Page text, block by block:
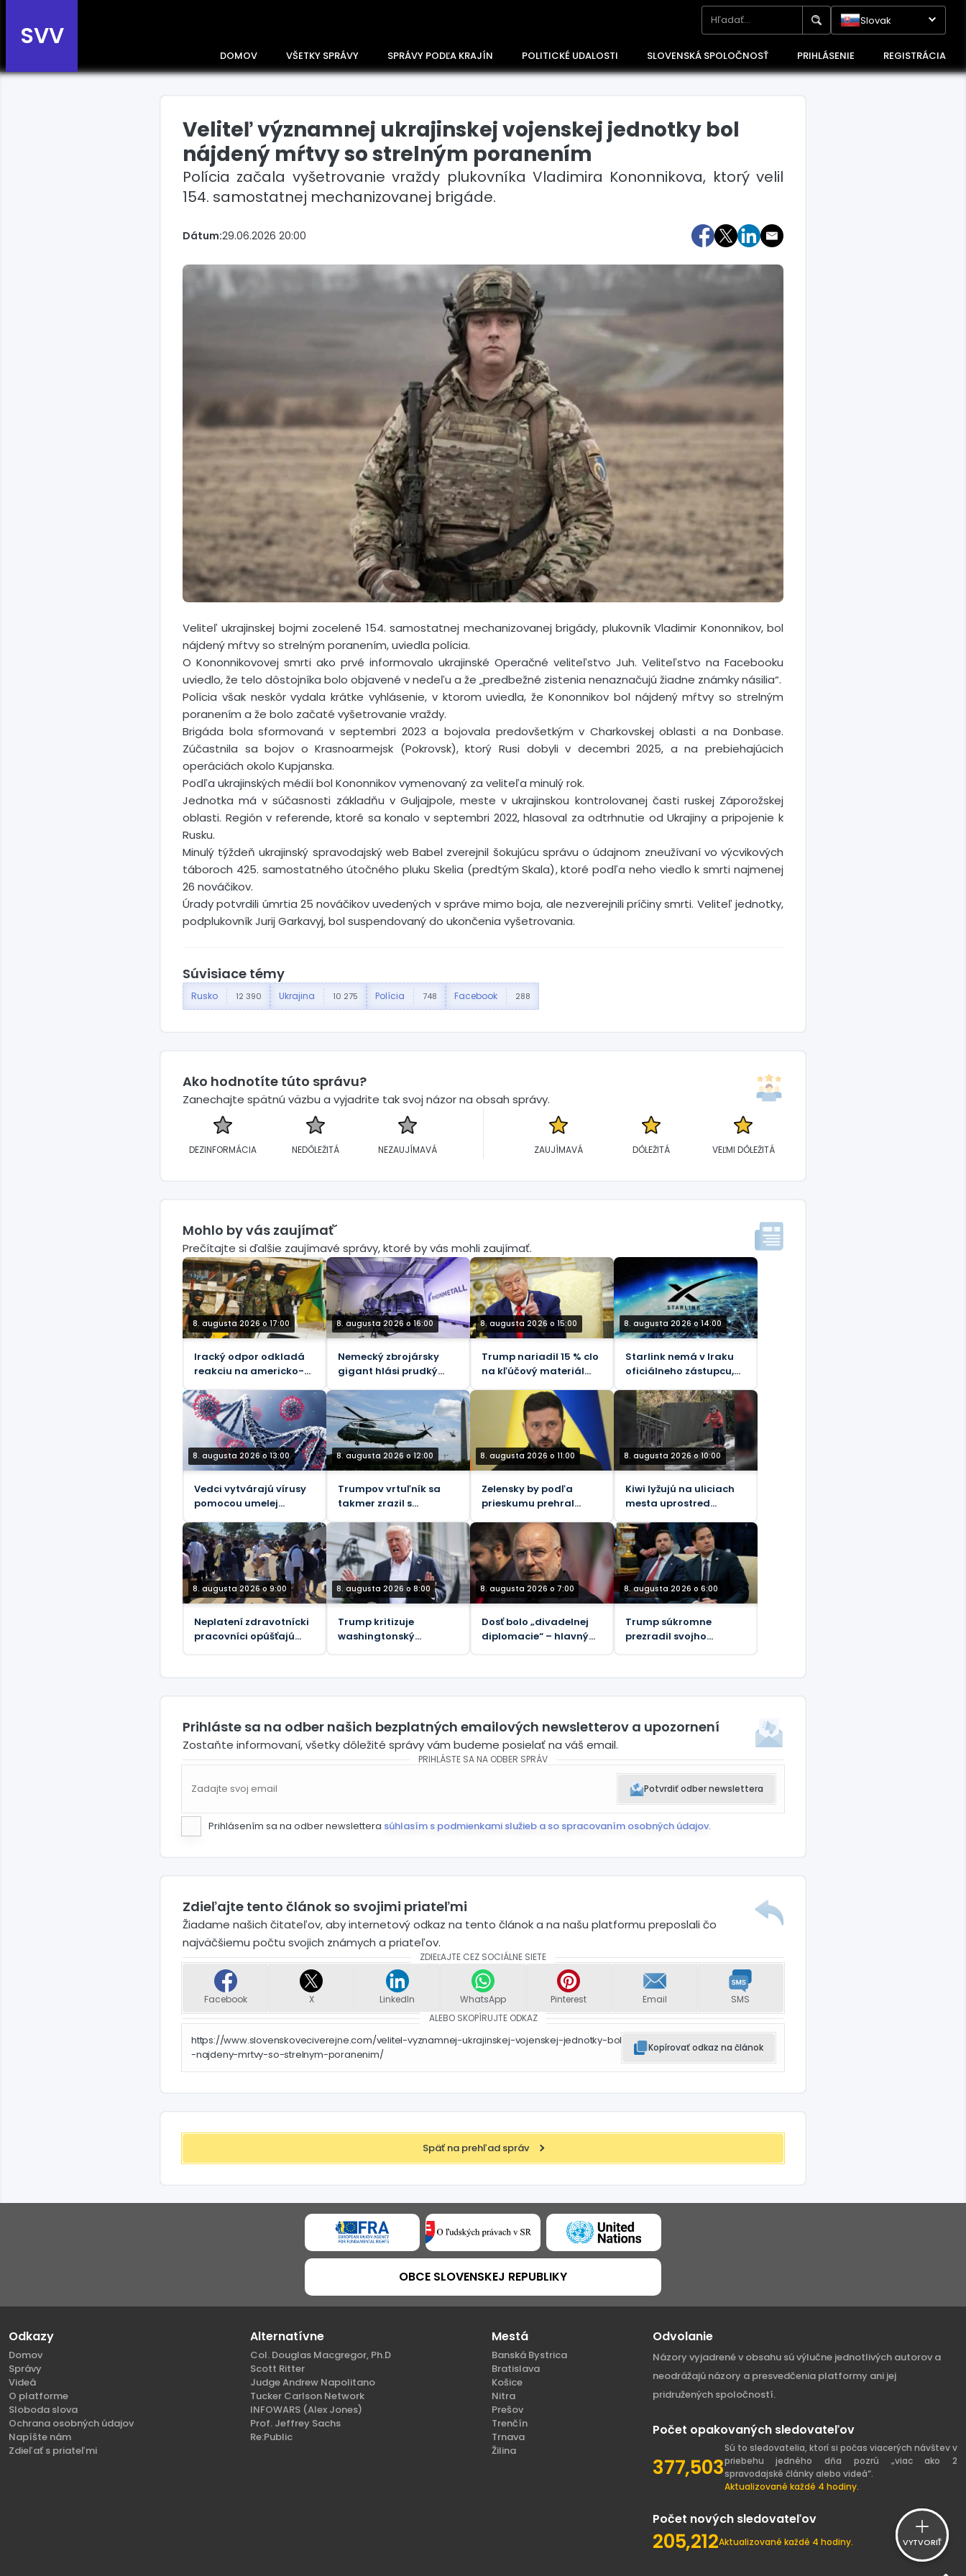
SVV
Slovak
DOMOV VŠETKY SPRÁVY SPRÁVY PODĽA KRAJÍN POLITICKÉ UDALOSTI SLOVENSKÁ SPOLOČNOSŤ PRIHLÁSENIE REGISTRÁCIA
Slovensko
VYTVORIŤ
Veliteľ významnej ukrajinskej vojenskej jednotky bol
nájdený mŕtvy so strelným poranením
Polícia začala vyšetrovanie vraždy plukovníka Vladimira Kononnikova, ktorý velil
154. samostatnej mechanizovanej brigáde.
Dátum:29.06.2026 20:00
Veliteľ ukrajinskej bojmi zocelené 154. samostatnej mechanizovanej brigády, plukovník Vladimir Kononnikov, bol
nájdený mŕtvy so strelným poranením, uviedla polícia.
O Kononnikovovej smrti ako prvé informovalo ukrajinské Operačné veliteľstvo Juh. Veliteľstvo na Facebooku
uviedlo, že telo dôstojníka bolo objavené v nedeľu a že „predbežné zistenia nenaznačujú žiadne známky násilia“.
Polícia však neskôr vydala krátke vyhlásenie, v ktorom uviedla, že Kononnikov bol nájdený mŕtvy so strelným
poranením a že bolo začaté vyšetrovanie vraždy.
Brigáda bola sformovaná v septembri 2023 a bojovala predovšetkým v Charkovskej oblasti a na Donbase.
Zúčastnila sa bojov o Krasnoarmejsk (Pokrovsk), ktorý Rusi dobyli v decembri 2025, a na prebiehajúcich
operáciách okolo Kupjanska.
Podľa ukrajinských médií bol Kononnikov vymenovaný za veliteľa minulý rok.
Jednotka má v súčasnosti základňu v Guljajpole, meste v ukrajinskou kontrolovanej časti ruskej Záporožskej
oblasti. Región v referende, ktoré sa konalo v septembri 2022, hlasoval za odtrhnutie od Ukrajiny a pripojenie k
Rusku.
Minulý týždeň ukrajinský spravodajský web Babel zverejnil šokujúcu správu o údajnom zneužívaní vo výcvikových
táboroch 425. samostatného útočného pluku Skelia (predtým Skala), ktoré podľa neho viedlo k smrti najmenej
26 nováčikov.
Úrady potvrdili úmrtia 25 nováčikov uvedených v správe mimo boja, ale nezverejnili príčiny smrti. Veliteľ jednotky,
podplukovník Jurij Garkavyj, bol suspendovaný do ukončenia vyšetrovania.
Súvisiace témy
Rusko 12 390 Ukrajina 10 275 Polícia 748 Facebook 288
Ako hodnotíte túto správu?
Zanechajte spätnú väzbu a vyjadrite tak svoj názor na obsah správy.
DEZINFORMÁCIA NEDÔLEŽITÁ NEZAUJÍMAVÁ ZAUJÍMAVÁ DÔLEŽITÁ VEĽMI DÔLEŽITÁ
Mohlo by vás zaujímať´
Prečítajte si ďalšie zaujímavé správy, ktoré by vás mohli zaujímať.
8. augusta 2026 o 17:00
Iracký odpor odkladá
reakciu na americko-
8. augusta 2026 o 16:00
Nemecký zbrojársky
gigant hlási prudký
8. augusta 2026 o 15:00
Trump nariadil 15 % clo
na kľúčový materiál
8. augusta 2026 o 14:00
Starlink nemá v Iraku
oficiálneho zástupcu,
8. augusta 2026 o 13:00
Vedci vytvárajú vírusy
pomocou umelej
8. augusta 2026 o 12:00
Trumpov vrtuľník sa
takmer zrazil s
informuje FAA.
8. augusta 2026 o 11:00
Zelensky by podľa
prieskumu prehral
8. augusta 2026 o 10:00
Kiwi lyžujú na uliciach
mesta uprostred
(VIDEO)
8. augusta 2026 o 9:00
Neplatení zdravotnícki
pracovníci opúšťajú
8. augusta 2026 o 8:00
Trump kritizuje
washingtonský
8. augusta 2026 o 7:00
Dosť bolo „divadelnej
diplomacie“ – hlavný
8. augusta 2026 o 6:00
Trump súkromne
prezradil svojho
Prihláste sa na odber našich bezplatných emailových newsletterov a upozornení
Zostaňte informovaní, všetky dôležité správy vám budeme posielať na váš email.
PRIHLÁSTE SA NA ODBER SPRÁV
Potvrdiť odber newslettera
Prihlásením sa na odber newslettera súhlasím s podmienkami služieb a so spracovaním osobných údajov.
Zdieľajte tento článok so svojimi priateľmi
Žiadame našich čitateľov, aby internetový odkaz na tento článok a na našu platformu preposlali čo
najväčšiemu počtu svojich známych a priateľov.
ZDIEĽAJTE CEZ SOCIÁLNE SIETE
Facebook X LinkedIn WhatsApp Pinterest Email
SMS
ALEBO SKOPÍRUJTE ODKAZ
https://www.slovenskoveciverejne.com/velitel-vyznamnej-ukrajinskej-vojenskej-jednotky-bol
-najdeny-mrtvy-so-strelnym-poranenim/
Kopírovať odkaz na článok
Späť na prehľad správ
OBCE SLOVENSKEJ REPUBLIKY
Odkazy
Domov
Správy
Videá
O platforme
Sloboda slova
Ochrana osobných údajov
Napíšte nám
Zdieľať s priateľmi
Alternatívne
Col. Douglas Macgregor, Ph.D
Scott Ritter
Judge Andrew Napolitano
Tucker Carlson Network
INFOWARS (Alex Jones)
Prof. Jeffrey Sachs
Re:Public
Mestá
Banská Bystrica
Bratislava
Košice
Nitra
Prešov
Trenčín
Trnava
Žilina
Odvolanie
Názory vyjadrené v obsahu sú výlučne jednotlivých autorov a
neodrážajú názory a presvedčenia platformy ani jej
pridružených spoločností.
Počet opakovaných sledovateľov
377,503
Sú to sledovatelia, ktorí si počas viacerých návštev v
priebehu jedného dňa pozrú „viac ako 2
spravodajské články alebo videá“.
Aktualizované každé 4 hodiny.
Počet nových sledovateľov
205,212Aktualizované každé 4 hodiny.